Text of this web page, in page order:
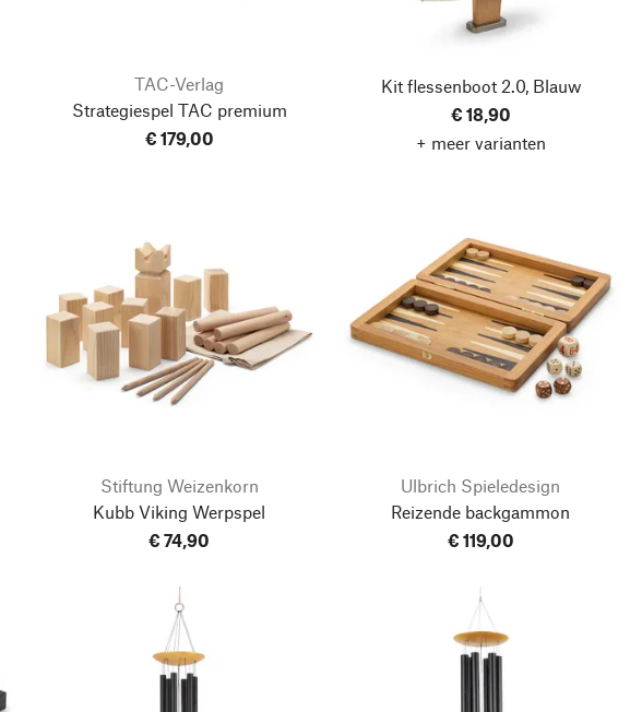
TAC-Verlag
Strategiespel TAC premium
€ 179,00
Kit flessenboot 2.0, Blauw
€ 18,90
+ meer varianten
Stiftung Weizenkorn
Kubb Viking Werpspel
€ 74,90
Ulbrich Spieledesign
Reizende backgammon
€ 119,00